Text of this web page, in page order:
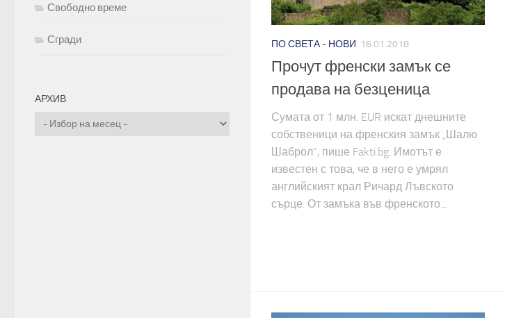
ПО СВЕТА - НОВИ 16.01.2018
Прочут френски замък се
продава на безценица
Сумата от 1 млн. EUR искат днешните
собственици на френския замък „Шалю
Шаброл“, пише Fakti.bg. Имотът е
известен с това, че в него е умрял
английският крал Ричард Лъвското
сърце. От замъка във френското...
Свободно време
Сгради
АРХИВ
Архив